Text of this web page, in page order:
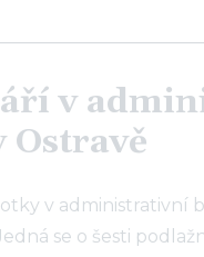
v
Ostravě
v administrativní
se o šesti